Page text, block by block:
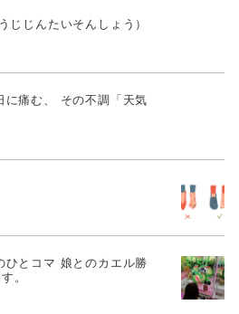
じじんたいそんしょう）
痛む、 その不調「天気
とコマ 娘とのカエル勝
。